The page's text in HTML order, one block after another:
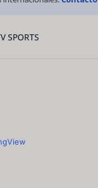
SPORTS